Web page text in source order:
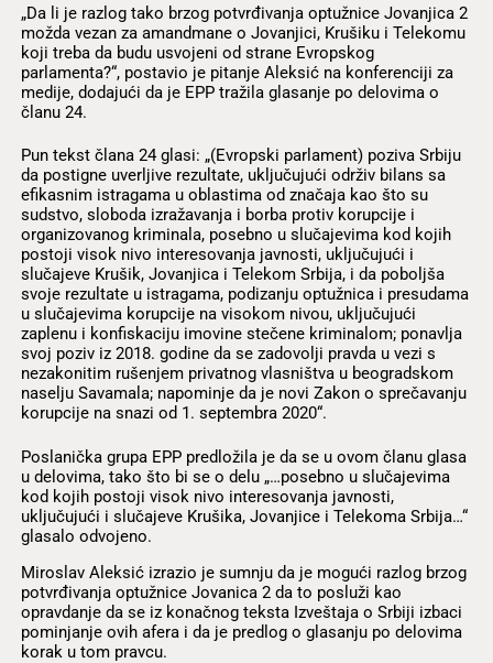
„Da li je razlog tako brzog potvrđivanja optužnice Jovanjica 2
možda vezan za amandmane o Jovanjici, Krušiku i Telekomu
koji treba da budu usvojeni od strane Evropskog
parlamenta?“, postavio je pitanje Aleksić na konferenciji za
medije, dodajući da je EPP tražila glasanje po delovima o
članu 24.
Pun tekst člana 24 glasi: „(Evropski parlament) poziva Srbiju
da postigne uverljive rezultate, uključujući održiv bilans sa
efikasnim istragama u oblastima od značaja kao što su
sudstvo, sloboda izražavanja i borba protiv korupcije i
organizovanog kriminala, posebno u slučajevima kod kojih
postoji visok nivo interesovanja javnosti, uključujući i
slučajeve Krušik, Jovanjica i Telekom Srbija, i da poboljša
svoje rezultate u istragama, podizanju optužnica i presudama
u slučajevima korupcije na visokom nivou, uključujući
zaplenu i konfiskaciju imovine stečene kriminalom; ponavlja
svoj poziv iz 2018. godine da se zadovolji pravda u vezi s
nezakonitim rušenjem privatnog vlasništva u beogradskom
naselju Savamala; napominje da je novi Zakon o sprečavanju
korupcije na snazi od 1. septembra 2020“.
Poslanička grupa EPP predložila je da se u ovom članu glasa
u delovima, tako što bi se o delu „…posebno u slučajevima
kod kojih postoji visok nivo interesovanja javnosti,
uključujući i slučajeve Krušika, Jovanjice i Telekoma Srbija…“
glasalo odvojeno.
Miroslav Aleksić izrazio je sumnju da je mogući razlog brzog
potvrđivanja optužnice Jovanica 2 da to posluži kao
opravdanje da se iz konačnog teksta Izveštaja o Srbiji izbaci
pominjanje ovih afera i da je predlog o glasanju po delovima
korak u tom pravcu.